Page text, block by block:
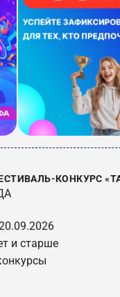
КОНКУРС
и старше